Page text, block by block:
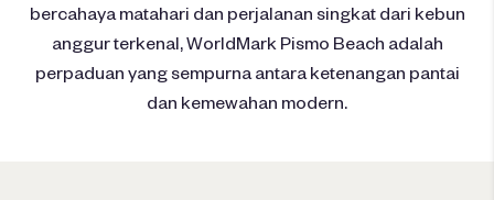
bercahaya matahari dan perjalanan singkat dari kebun
anggur terkenal, WorldMark Pismo Beach adalah
perpaduan yang sempurna antara ketenangan pantai
dan kemewahan modern.